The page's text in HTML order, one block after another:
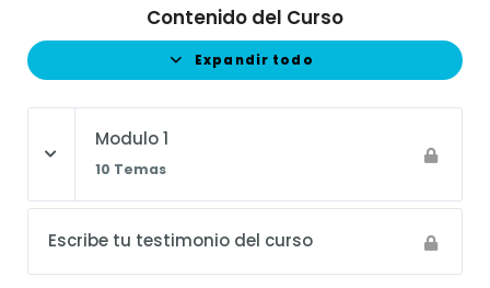
Contenido del Curso
Expandir todo
Modulo 1
10 Temas
Escribe tu testimonio del curso